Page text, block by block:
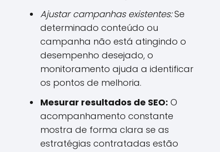
Ajustar campanhas existentes:Se
determinado conteúdo ou
campanha não está atingindo o
desempenho desejado, o
monitoramento ajuda a identificar
os pontos de melhoria.
Mesurar resultados de SEO: O
acompanhamento constante
mostra de forma clara se as
estratégias contratadas estão